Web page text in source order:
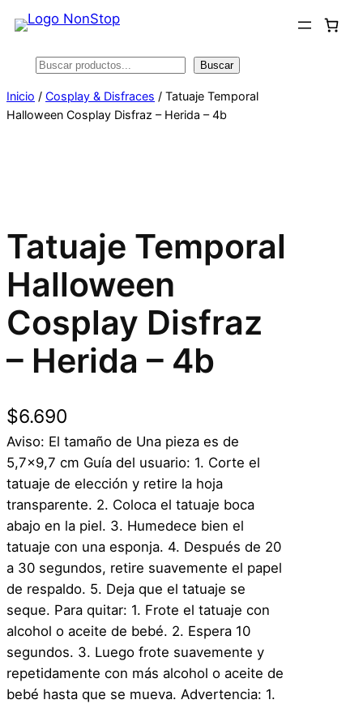
Saltar
contenido
Buscar Buscar
Inicio / Cosplay & Disfraces / Tatuaje Temporal
Halloween Cosplay Disfraz – Herida – 4b
Tatuaje Temporal
Halloween
Cosplay Disfraz
– Herida – 4b
$6.690
Aviso: El tamaño de Una pieza es de
5,7×9,7 cm Guía del usuario: 1. Corte el
tatuaje de elección y retire la hoja
transparente. 2. Coloca el tatuaje boca
abajo en la piel. 3. Humedece bien el
tatuaje con una esponja. 4. Después de 20
a 30 segundos, retire suavemente el papel
de respaldo. 5. Deja que el tatuaje se
seque. Para quitar: 1. Frote el tatuaje con
alcohol o aceite de bebé. 2. Espera 10
segundos. 3. Luego frote suavemente y
repetidamente con más alcohol o aceite de
bebé hasta que se mueva. Advertencia: 1.